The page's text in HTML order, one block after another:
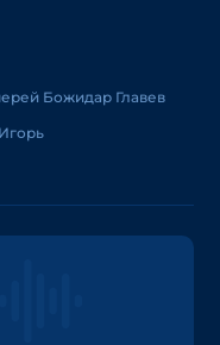
Божидар Главев